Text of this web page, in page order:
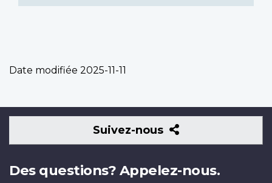
Date modifiée 2025-11-11
Suivez-nous
Suivez-
nous
Des questions? Appelez-nous.